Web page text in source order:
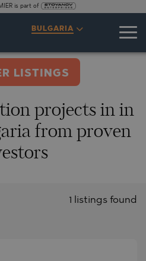
is part of
BULGARIA
LISTINGS
projects in in
from proven
1 listings found